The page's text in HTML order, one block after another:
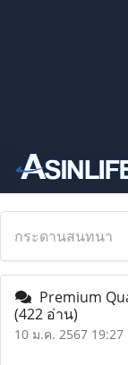
กระดานสนทนา
Premium
(422 อ่าน)
10 ม.ค. 2567 19:27